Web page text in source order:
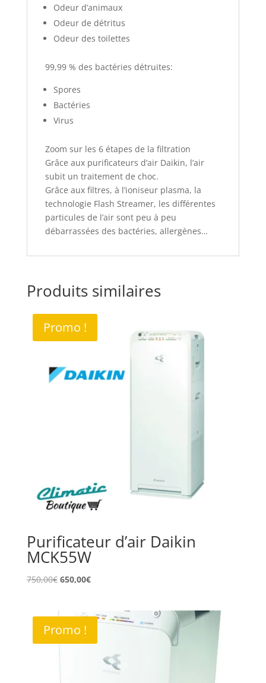
Odeur d’animaux
Odeur de détritus
Odeur des toilettes
99,99 % des bactéries détruites:
Spores
Bactéries
Virus
Zoom sur les 6 étapes de la filtration
Grâce aux purificateurs d’air Daikin, l’air
subit un traitement de choc.
Grâce aux filtres, à l’ioniseur plasma, la
technologie Flash Streamer, les différentes
particules de l’air sont peu à peu
débarrassées des bactéries, allergènes…
Produits similaires
Promo !
Purificateur d’air Daikin
MCK55W
750,00€ Le
était :
750,00€.
650,00€Le
est :
Promo !